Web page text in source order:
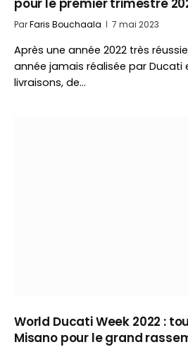
pour le premier trimestre
ParFaris Bouchaala 7 mai 2023
Après une année 2022 très
année jamais réalisée par Ducati
livraisons, de…
World Ducati Week 2022 :
Misano pour le grand